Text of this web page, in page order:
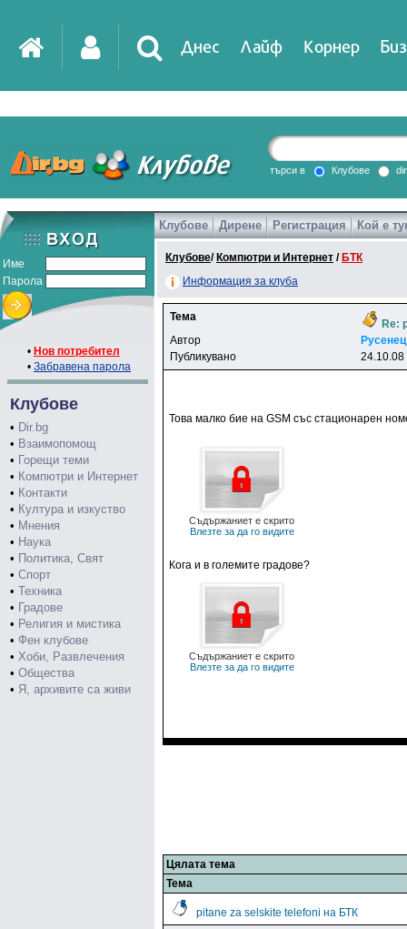
Днес Лайф Корнер
DirTV Impressio
Games
търси в Клубове
Име
Парола
• Нов потребител
• Забравена парола
Клубове
• Dir.bg
• Взаимопомощ
• Горещи теми
• Компютри и Интернет
• Контакти
• Култура и изкуство
• Мнения
• Наука
• Политика, Свят
• Спорт
• Техника
• Градове
• Религия и мистика
• Фен клубове
• Хоби, Развлечения
• Общества
• Я, архивите са живи
Клубове Дирене Регистрация Кой е
Клубове/ Компютри и Интернет / БТК
Информация за клуба
Тема
Re:
Автор
Pyceнeц
Публикувано
24.10.08
Това малко бие на GSM със стационарен
Съдържаниет е скрито
Влезте за да го видите
Кога и в големите градове?
Съдържаниет е скрито
Влезте за да го видите
Цялата тема
Тема
pitane za selskite telefoni на БТК